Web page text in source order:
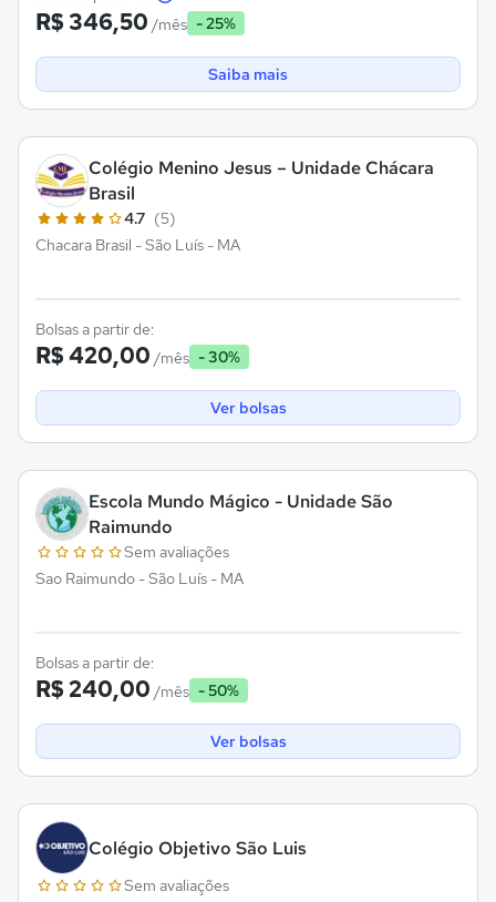
R$ 346,50 /mês - 25%
Saiba mais
Colégio Menino Jesus – Unidade Chácara
Brasil
4.7 (5)
Chacara Brasil - São Luís - MA
Bolsas a partir de:
R$ 420,00 /mês - 30%
Ver bolsas
Escola Mundo Mágico - Unidade São
Raimundo
Sem avaliações
Sao Raimundo - São Luís - MA
Bolsas a partir de:
R$ 240,00 /mês - 50%
Ver bolsas
Colégio Objetivo São Luis
Sem avaliações